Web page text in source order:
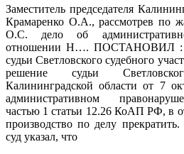
Заместитель председателя
Крамаренко О.А., рассмотрев по
О.С. дело об
отношении Н…. ПОСТАНОВИЛ :
судьи Светловского судебного
решение судьи
Калининградской области от 7
административном
частью 1 статьи 12.26 КоАП РФ, в
производство по делу
суд указал, что